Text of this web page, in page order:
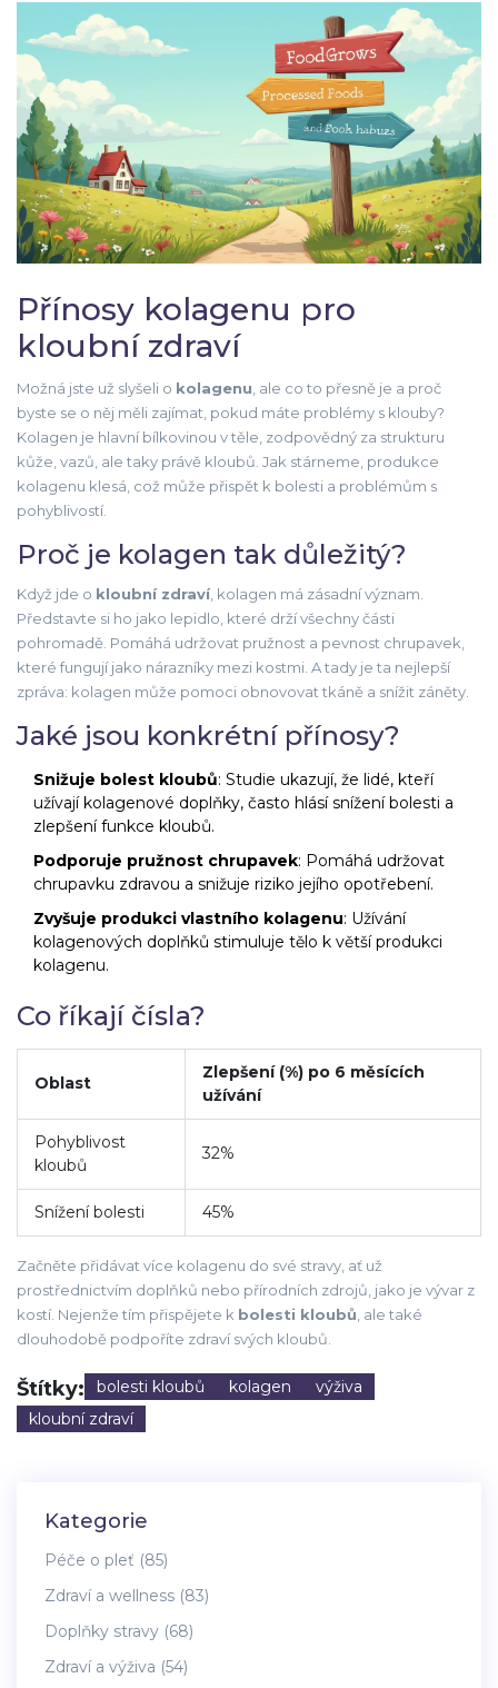
Přínosy kolagenu pro
kloubní zdraví
Možná jste už slyšeli o kolagenu, ale co to přesně je a proč
byste se o něj měli zajímat, pokud máte problémy s klouby?
Kolagen je hlavní bílkovinou v těle, zodpovědný za strukturu
kůže, vazů, ale taky právě kloubů. Jak stárneme, produkce
kolagenu klesá, což může přispět k bolesti a problémům s
pohyblivostí.
Proč je kolagen tak důležitý?
Když jde o kloubní zdraví, kolagen má zásadní význam.
Představte si ho jako lepidlo, které drží všechny části
pohromadě. Pomáhá udržovat pružnost a pevnost chrupavek,
které fungují jako nárazníky mezi kostmi. A tady je ta nejlepší
zpráva: kolagen může pomoci obnovovat tkáně a snížit záněty.
Jaké jsou konkrétní přínosy?
Snižuje bolest kloubů: Studie ukazují, že lidé, kteří
užívají kolagenové doplňky, často hlásí snížení bolesti a
zlepšení funkce kloubů.
Podporuje pružnost chrupavek: Pomáhá udržovat
chrupavku zdravou a snižuje riziko jejího opotřebení.
Zvyšuje produkci vlastního kolagenu: Užívání
kolagenových doplňků stimuluje tělo k větší produkci
kolagenu.
Co říkají čísla?
Oblast
Zlepšení (%) po 6 měsících
užívání
Pohyblivost
kloubů
32%
Snížení bolesti 45%
Začněte přidávat více kolagenu do své stravy, ať už
prostřednictvím doplňků nebo přírodních zdrojů, jako je vývar z
kostí. Nejenže tím přispějete k bolesti kloubů, ale také
dlouhodobě podpoříte zdraví svých kloubů.
Štítky: bolesti kloubů kolagen
výživa
kloubní zdraví
Kategorie
Péče o pleť (85)
Zdraví a wellness (83)
Doplňky stravy (68)
Zdraví a výživa (54)